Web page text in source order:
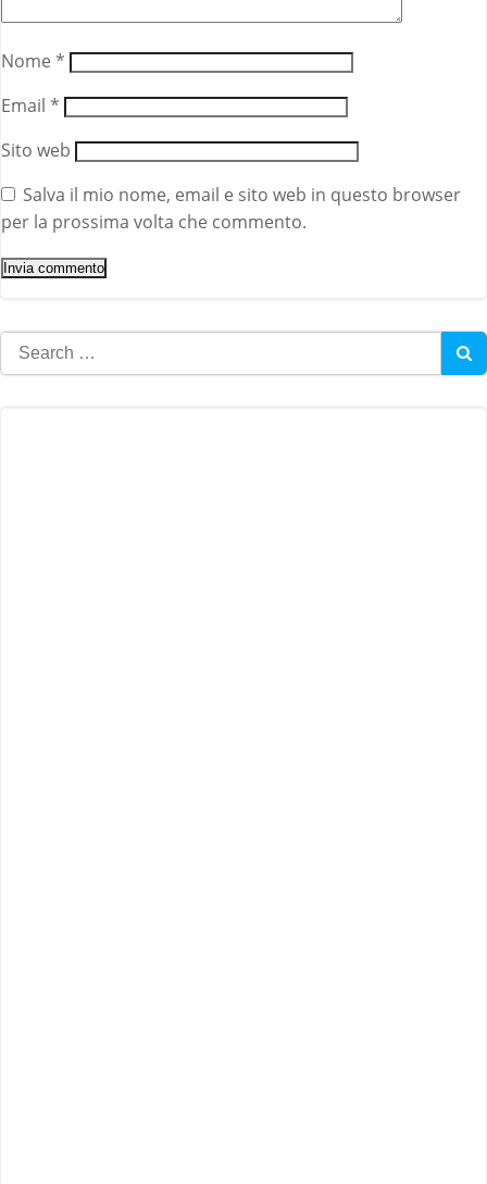
Nome *
Email *
Sito web
Salva il mio nome, email e sito web in questo browser
per la prossima volta che commento.
Search
for: